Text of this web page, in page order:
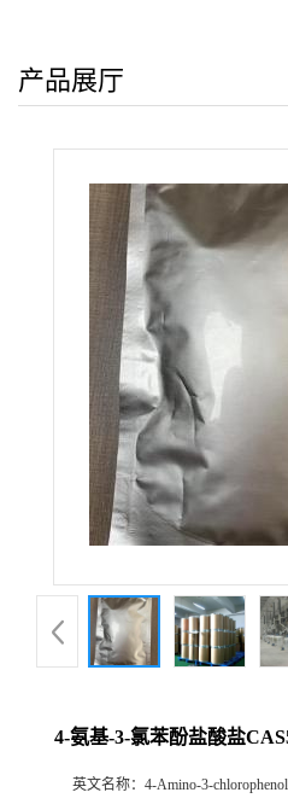
产品展厅
4-氨基-3-氯苯酚盐酸盐
英文名称： 4-Amino-3-